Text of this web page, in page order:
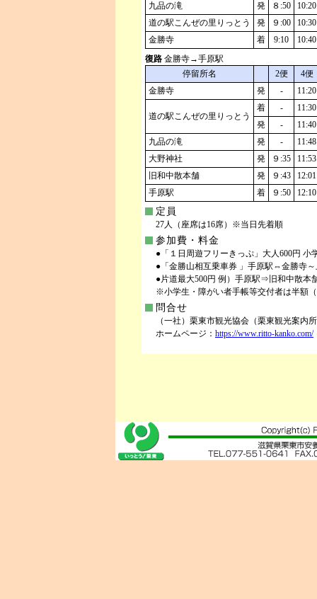
九品の滝
発 ８:50
10:20
道の駅こんぜの里りっとう
発 ９:00
10:30
金勝寺
着 9:10
10:40
復路 金勝寺→手原駅
停留所名
2便
4便
金勝寺
発 - 11:20
道の駅こんぜの里りっとう
着 -
11:30
発
-
11:40
九品の滝
発 -
11:48
大野神社
発 ９:35
11:53
旧和中散本舗
発 ９:43
12:01
手原駅
着 ９:50 12:10
定員
27人（座席は16席）※当日先着順
参加費・料金
●「１日周遊フリーきっぷ」大人600円 小
●「金勝山相互乗車券 」手原駅⇔金勝寺
●片道最大500円 例）手原駅⇒旧和中散本
※小学生・障がい者手帳等交付者は半額
問合せ
（一社）栗東市観光協会（栗東観光案内
ホームページ： https://www.ritto-kanko.com/